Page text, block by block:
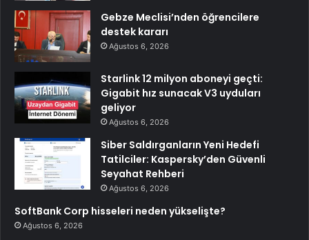
Gebze Meclisi’nden öğrencilere
destek kararı
Ağustos 6, 2026
Starlink 12 milyon aboneyi geçti:
Gigabit hız sunacak V3 uyduları
geliyor
Ağustos 6, 2026
Siber Saldırganların Yeni Hedefi
Tatilciler: Kaspersky’den Güvenli
Seyahat Rehberi
Ağustos 6, 2026
SoftBank Corp hisseleri neden yükselişte?
Ağustos 6, 2026